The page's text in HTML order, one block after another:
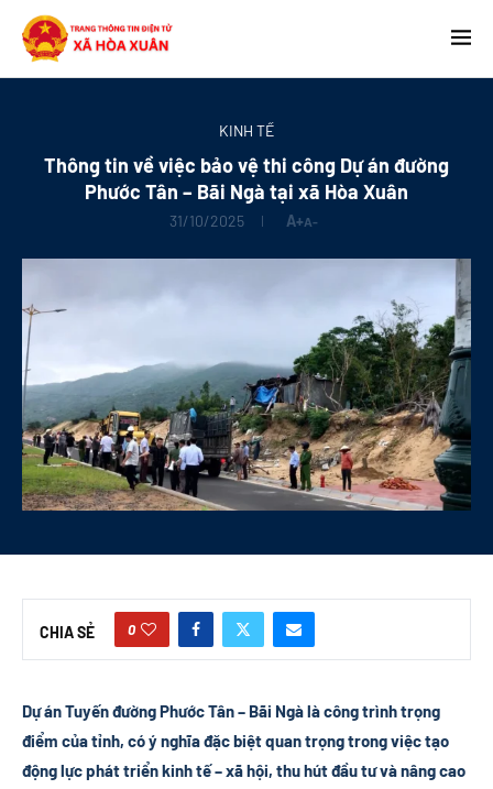
KINH TẾ
Thông tin về việc bảo vệ thi công Dự án đường
Phước Tân – Bãi Ngà tại xã Hòa Xuân
31/10/2025 A+A-
CHIA SẺ 0
Dự án Tuyến đường Phước Tân – Bãi Ngà là công trình trọng
điểm của tỉnh, có ý nghĩa đặc biệt quan trọng trong việc tạo
động lực phát triển kinh tế – xã hội, thu hút đầu tư và nâng cao